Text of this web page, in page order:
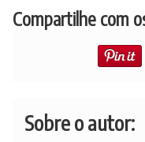
Compartilhe com
Sobre o autor: